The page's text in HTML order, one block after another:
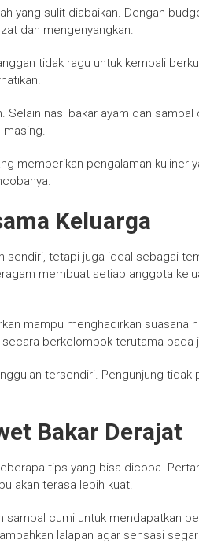
yang sulit diabaikan. Dengan
dan mengenyangkan.
tidak ragu untuk kembali
nasi bakar ayam dan
masing.
memberikan pengalaman kuliner
Keluarga
sendiri, tetapi juga ideal sebagai
membuat setiap anggota
mampu menghadirkan suasana
berkelompok terutama pada
tersendiri. Pengunjung tidak
Bakar Derajat
tips yang bisa dicoba.
akan terasa lebih kuat.
sambal cumi untuk mendapatkan
lalapan agar sensasi